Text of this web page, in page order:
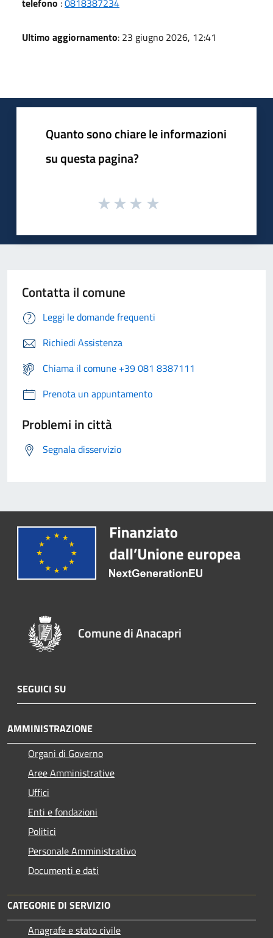
Ultimo aggiornamento: 23 giugno 2026, 12:41
Quanto sono chiare le informazioni
su questa pagina?
Contatta il comune
Leggi le domande frequenti
Richiedi Assistenza
Chiama il comune +39 081 8387111
Prenota un appuntamento
Problemi in città
Segnala disservizio
Comune di Anacapri
SEGUICI SU
AMMINISTRAZIONE
Organi di Governo
Aree Amministrative
Uffici
Enti e fondazioni
Politici
Personale Amministrativo
Documenti e dati
CATEGORIE DI SERVIZIO
Anagrafe e stato civile